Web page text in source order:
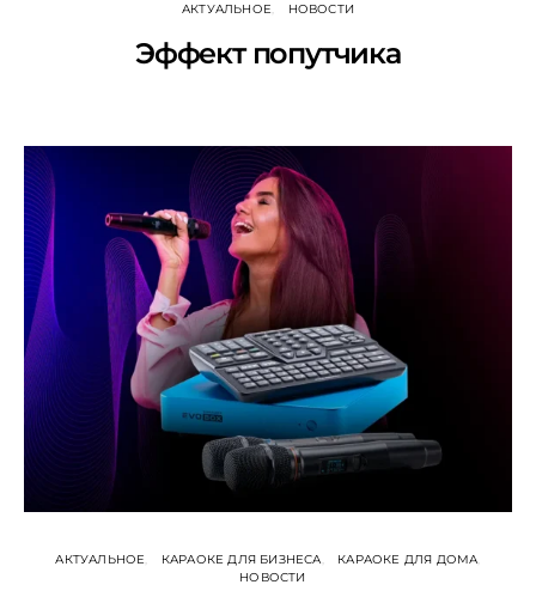
АКТУАЛЬНОЕ НОВОСТИ
Эффект попутчика
АКТУАЛЬНОЕ КАРАОКЕ ДЛЯ БИЗНЕСА
КАРАОКЕ ДЛЯ ДОМА
НОВОСТИ